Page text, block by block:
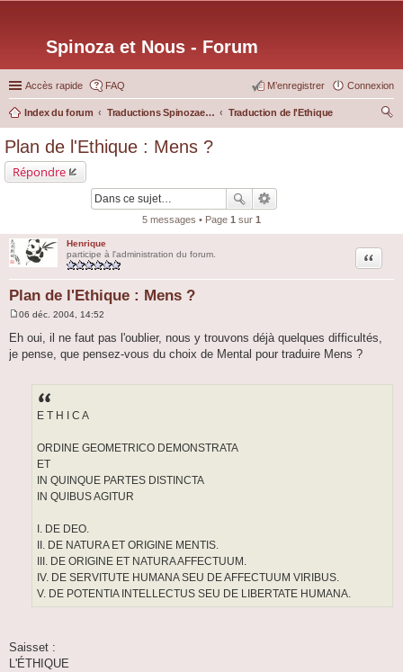
Spinoza et Nous - Forum
Accès rapide FAQ Connexion
M’enregistrer
Index du forum Traductions Spinozaetnous.org
Traduction de l'Ethique
Plan de l'Ethique : Mens ?
Répondre
5 messages • Page 1 sur 1
Henrique
participe à l'administration du forum.
Plan de l'Ethique : Mens ?
Citation
s
s
06 déc. 2004, 14:52
Eh oui, il ne faut pas l'oublier, nous y trouvons déjà quelques difficultés,
je pense, que pensez-vous du choix de Mental pour traduire Mens ?
E T H I C A
ORDINE GEOMETRICO DEMONSTRATA
ET
IN QUINQUE PARTES DISTINCTA
IN QUIBUS AGITUR
I. DE DEO.
II. DE NATURA ET ORIGINE MENTIS.
III. DE ORIGINE ET NATURA AFFECTUUM.
IV. DE SERVITUTE HUMANA SEU DE AFFECTUUM VIRIBUS.
V. DE POTENTIA INTELLECTUS SEU DE LIBERTATE HUMANA.
Saisset :
L'ÉTHIQUE